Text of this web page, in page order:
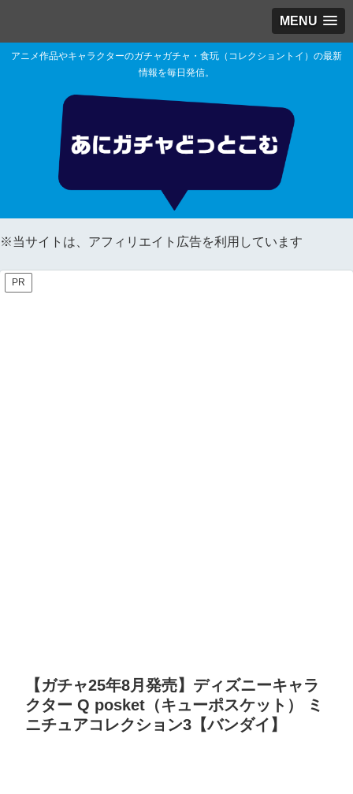
MENU
アニメ作品やキャラクターのガチャガチャ・食玩（コレクショントイ）の最新
情報を毎日発信。
※当サイトは、アフィリエイト広告を利用しています
PR
【ガチャ25年8月発売】ディズニーキャラ
クター Q posket（キューポスケット） ミ
ニチュアコレクション3【バンダイ】